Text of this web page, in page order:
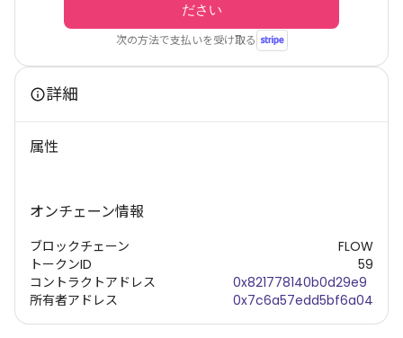
ださい
次の方法で支払いを受け取る
詳細
属性
オンチェーン情報
ブロックチェーン
トークンID
コントラクトアドレス
所有者アドレス
FLOW
59
0x821778140b0d29e9
0x7c6a57edd5bf6a04